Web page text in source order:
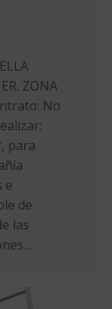
ZONA
No
para
e
de
las